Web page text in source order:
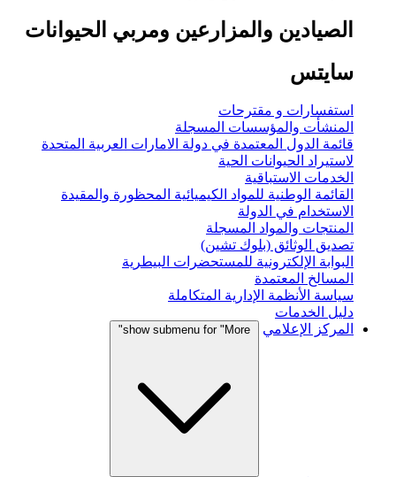
الصيادين والمزارعين ومربي الحيوانات
سايتس
استفسارات و مقترحات
المنشأت والمؤسسات المسجلة
قائمة الدول المعتمدة في دولة الامارات العربية المتحدة
لاستيراد الحيوانات الحية
الخدمات الاستباقية
القائمة الوطنية للمواد الكيميائية المحظورة والمقيدة
الاستخدام في الدولة
المنتجات والمواد المسجلة
تصديق الوثائق (بلوك تشين)
البوابة الإلكترونية للمستحضرات البيطرية
المسالخ المعتمدة
سياسة الأنظمة الإدارية المتكاملة
دليل الخدمات
المركز الإعلامي
show submenu for "More"